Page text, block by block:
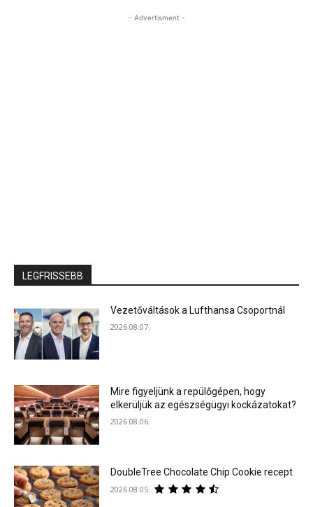
- Advertisment -
LEGFRISSEBB
Vezetőváltások a Lufthansa Csoportnál
2026.08.07.
Mire figyeljünk a repülőgépen, hogy
elkerüljük az egészségügyi kockázatokat?
2026.08.06.
DoubleTree Chocolate Chip Cookie recept
2026.08.05.